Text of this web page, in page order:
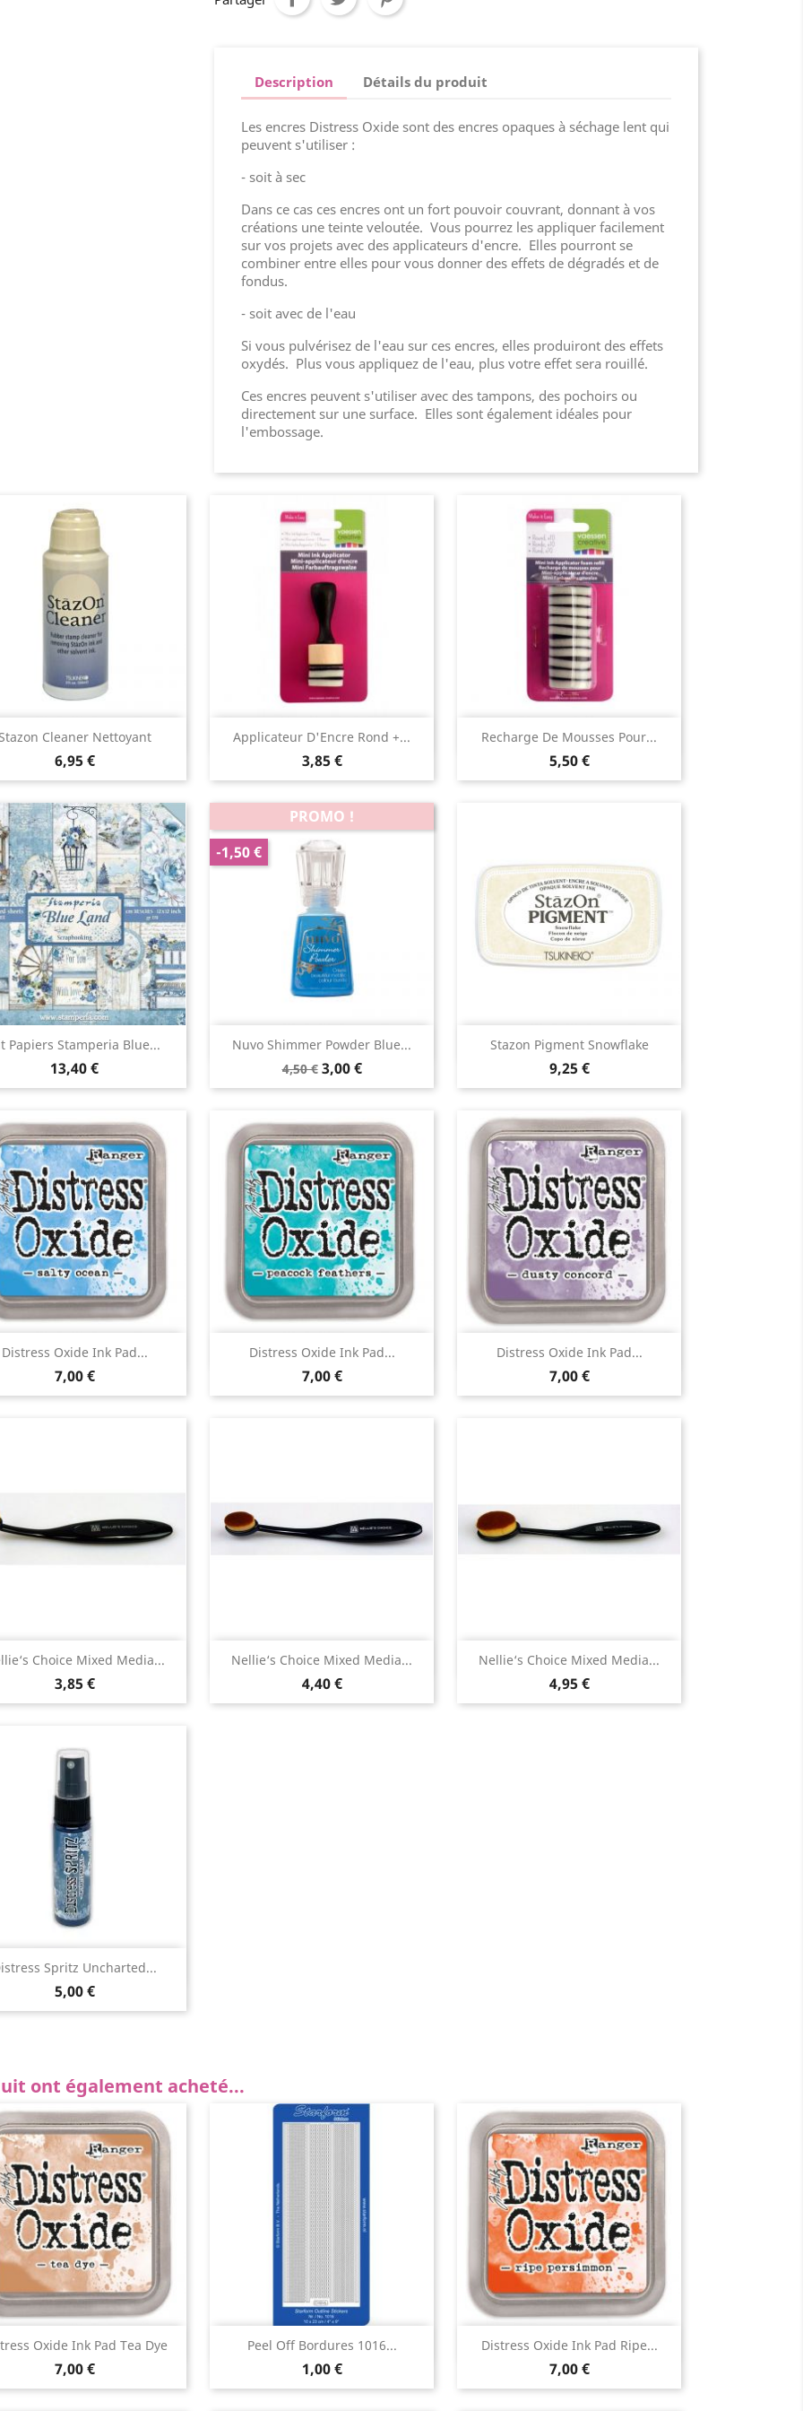
Description Détails du produit
Les encres Distress Oxide sont des encres opaques à séchage lent qui
peuvent s'utiliser :
- soit à sec
Dans ce cas ces encres ont un fort pouvoir couvrant, donnant à vos
créations une teinte veloutée. Vous pourrez les appliquer facilement
sur vos projets avec des applicateurs d'encre. Elles pourront se
combiner entre elles pour vous donner des effets de dégradés et de
fondus.
- soit avec de l'eau
Si vous pulvérisez de l'eau sur ces encres, elles produiront des effets
oxydés. Plus vous appliquez de l'eau, plus votre effet sera rouillé.
Ces encres peuvent s'utiliser avec des tampons, des pochoirs ou
directement sur une surface. Elles sont également idéales pour
l'embossage.
Cleaner Nettoyant
6,95 €
Aperçu rapide Applicateur D'Encre Rond +...
3,85 €
Aperçu rapide Recharge De Mousses Pour...
5,50 €
Aperçu rapide
Papiers Stamperia Blue...
13,40 €
Aperçu rapide
Nuvo Shimmer Powder Blue...
4,50 € 3,00 €
PROMO !
-1,50 €
Aperçu rapide Stazon Pigment Snowflake
9,25 €
 Aperçu rapide
Distress Oxide Ink Pad...
7,00 €
Aperçu rapide Distress Oxide Ink Pad...
7,00 €
Aperçu rapide Distress Oxide Ink Pad...
7,00 €
Aperçu rapide
Choice Mixed Media...
3,85 €
Aperçu rapide Nellie‘s Choice Mixed Media...
4,40 €
Aperçu rapide Nellie‘s Choice Mixed Media...
4,95 €
Aperçu rapide
Spritz Uncharted...
5,00 €
Aperçu rapide
ont également acheté...
Oxide Ink Pad Tea Dye
7,00 €
Aperçu rapide Peel Off Bordures 1016...
1,00 €
Aperçu rapide Distress Oxide Ink Pad Ripe...
7,00 €
 Aperçu rapide